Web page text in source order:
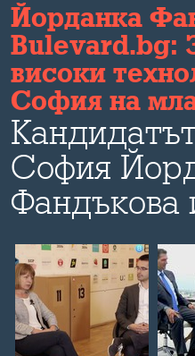
Йорданка
Bulevard.bg:
високи
София на
София
Фандъкова
общински
Христиан
говорят